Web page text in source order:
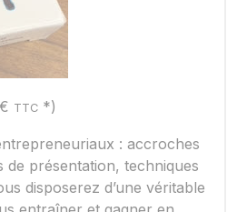
€ TTC *)
: accroches
présentation, techniques
disposerez d’une véritable